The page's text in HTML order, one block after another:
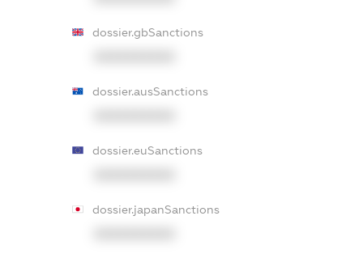
dossier.gbSanctions
dossier.ausSanctions
dossier.euSanctions
dossier.japanSanctions